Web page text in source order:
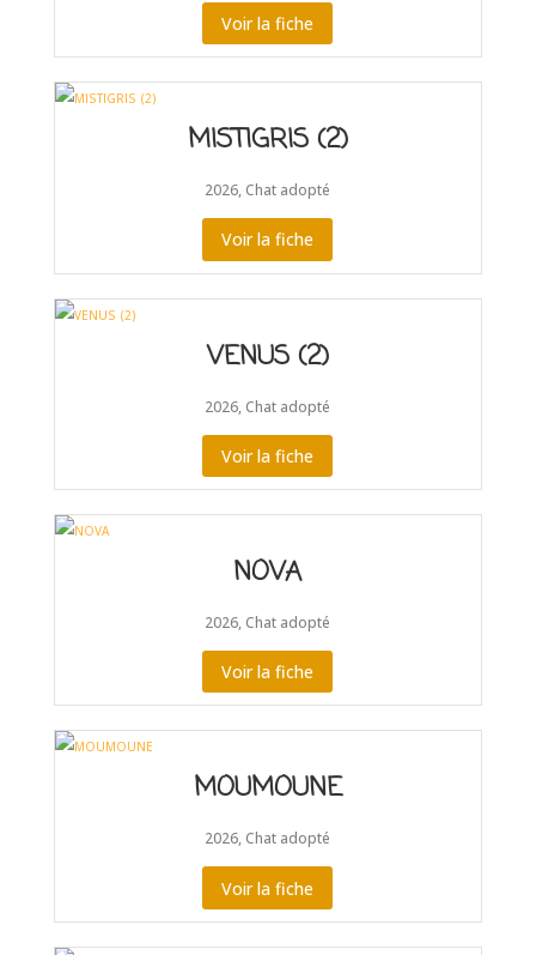
Voir la fiche
MISTIGRIS (2)
2026, Chat adopté
Voir la fiche
VENUS (2)
2026, Chat adopté
Voir la fiche
NOVA
2026, Chat adopté
Voir la fiche
MOUMOUNE
2026, Chat adopté
Voir la fiche